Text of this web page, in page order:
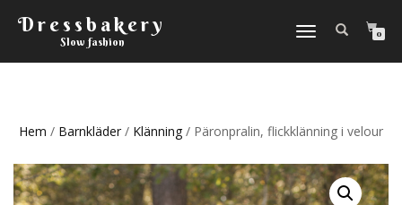
Dressbakery
Slow fashion
Slå
navigering
0
Hem / Barnkläder / Klänning / Päronpralin, flickklänning i velour